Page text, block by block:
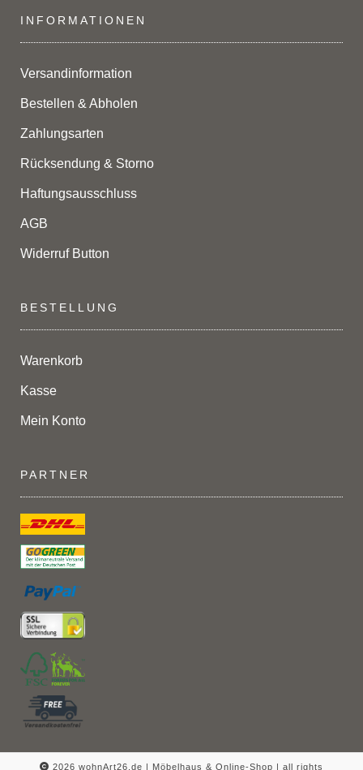
INFORMATIONEN
Versandinformation
Bestellen & Abholen
Zahlungsarten
Rücksendung & Storno
Haftungsausschluss
AGB
Widerruf Button
BESTELLUNG
Warenkorb
Kasse
Mein Konto
PARTNER
2026 wohnArt26.de | Möbelhaus & Online-Shop | all rights